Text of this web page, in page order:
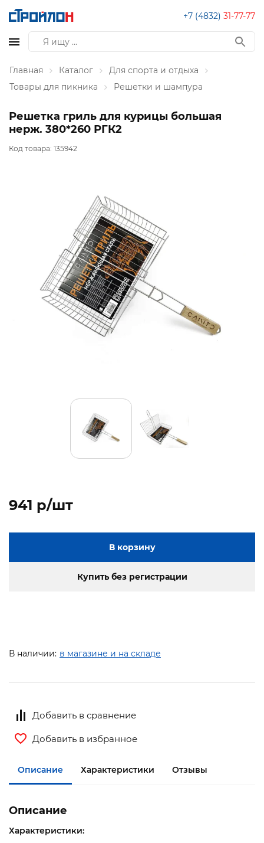
+7 (4832) 31-77-77
Главная Каталог
Для спорта и отдыха
Товары для пикника
Решетки и шампура
Решетка гриль для курицы большая
нерж. 380*260 РГК2
Код товара: 135942
941 p/шт
В корзину
Купить без регистрации
В наличии: в магазине и на складе
Добавить в сравнение
Добавить в избранное
Описание Характеристики Отзывы
Описание
Характеристики: